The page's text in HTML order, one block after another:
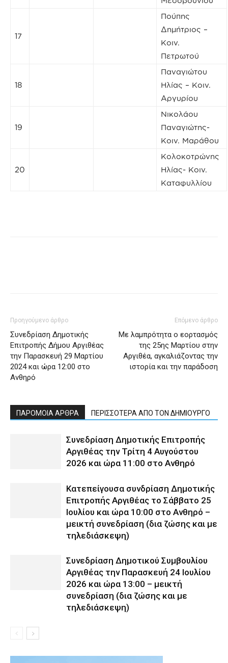
17
Πούπης
Δημήτριος –
Κοιν.
Πετρωτού
18
Παναγιώτου
Ηλίας – Κοιν.
Αργυρίου
19
Νικολάου
Παναγιώτης-
Κοιν. Μαράθου
20
Κολοκοτρώνης
Ηλίας- Κοιν.
Καταφυλλίου
Προηγούμενο άρθρο
Συνεδρίαση Δημοτικής
Επιτροπής Δήμου Αργιθέας
την Παρασκευή 29 Μαρτίου
2024 και ώρα 12:00 στο
Ανθηρό
Επόμενο άρθρο
Με λαμπρότητα ο εορτασμός
της 25ης Μαρτίου στην
Αργιθέα, αγκαλιάζοντας την
ιστορία και την παράδοση
ΠΑΡΟΜΟΙΑ ΑΡΘΡΑ ΠΕΡΙΣΣΟΤΕΡΑ ΑΠΟ ΤΟΝ ΔΗΜΙΟΥΡΓΟ
Συνεδρίαση Δημοτικής Επιτροπής
Αργιθέας την Τρίτη 4 Αυγούστου
2026 και ώρα 11:00 στο Ανθηρό
Κατεπείγουσα συνδρίαση Δημοτικής
Επιτροπής Αργιθέας το Σάββατο 25
Ιουλίου και ώρα 10:00 στο Ανθηρό –
μεικτή συνεδρίαση (δια ζώσης και με
τηλεδιάσκεψη)
Συνεδρίαση Δημοτικού Συμβουλίου
Αργιθέας την Παρασκευή 24 Ιουλίου
2026 και ώρα 13:00 – μεικτή
συνεδρίαση (δια ζώσης και με
τηλεδιάσκεψη)